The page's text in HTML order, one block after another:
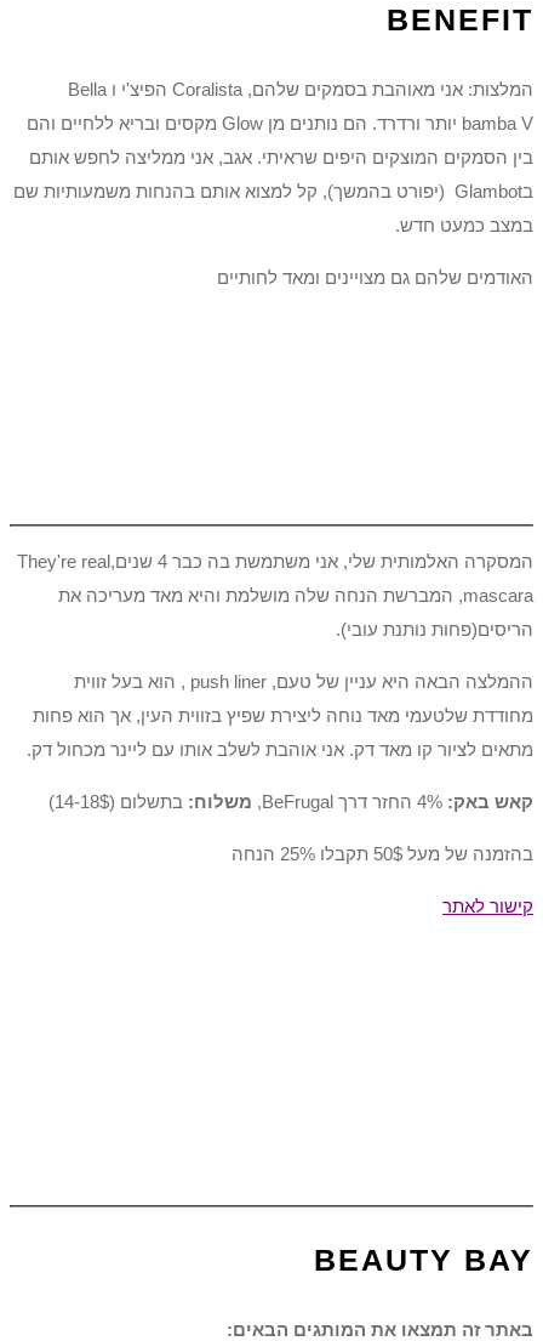
BENEFIT
המלצות: אני מאוהבת בסמקים שלהם, Coralista הפיצ'י ו Bella
bamba V יותר ורדרד. הם נותנים מן Glow מקסים ובריא ללחיים והם
בין הסמקים המוצקים היפים שראיתי. אגב, אני ממליצה לחפש אותם
בGlambot (יפורט בהמשך), קל למצוא אותם בהנחות משמעותיות שם
במצב כמעט חדש.
האודמים שלהם גם מצויינים ומאד לחותיים
המסקרה האלמותית שלי, אני משתמשת בה כבר 4 שנים,They're real
mascara, המברשת הנחה שלה מושלמת והיא מאד מעריכה את
הריסים(פחות נותנת עובי).
ההמלצה הבאה היא עניין של טעם, push liner , הוא בעל זווית
מחודדת שלטעמי מאד נוחה ליצירת שפיץ בזווית העין, אך הוא פחות
מתאים לציור קו מאד דק. אני אוהבת לשלב אותו עם ליינר מכחול דק.
קאש באק: 4% החזר דרך BeFrugal, משלוח: בתשלום (14-18$)
בהזמנה של מעל 50$ תקבלו 25% הנחה
קישור לאתר
BEAUTY BAY
באתר זה תמצאו את המותגים הבאים: